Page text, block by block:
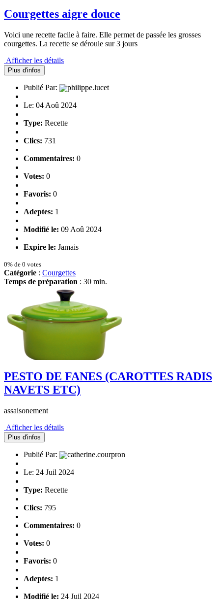
Courgettes aigre douce
Voici une recette facile à faire. Elle permet de passée les grosses
courgettes. La recette se déroule sur 3 jours
Afficher les détails
Plus d'infos
Publié Par: philippe.lucet
Le: 04 Aoû 2024
Type: Recette
Clics: 731
Commentaires: 0
Votes: 0
Favoris: 0
Adeptes: 1
Modifié le: 09 Aoû 2024
Expire le: Jamais
0% de 0 votes
Catégorie : Courgettes
Temps de préparation : 30 min.
PESTO DE FANES (CAROTTES RADIS
NAVETS ETC)
assaisonement
Afficher les détails
Plus d'infos
Publié Par: catherine.courpron
Le: 24 Juil 2024
Type: Recette
Clics: 795
Commentaires: 0
Votes: 0
Favoris: 0
Adeptes: 1
Modifié le: 24 Juil 2024